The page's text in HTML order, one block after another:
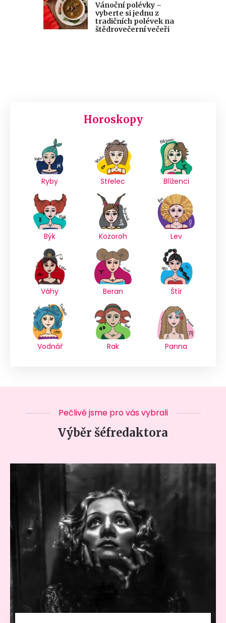
Vánoční polévky –
vyberte si jednu z
tradičních polévek na
štědrovečerní večeři
Horoskopy
Ryby Střelec Blíženci
Býk Kozoroh Lev
Váhy Beran Štír
Vodnář Rak Panna
Pečlivě jsme pro vás vybrali
Výběr šéfredaktora